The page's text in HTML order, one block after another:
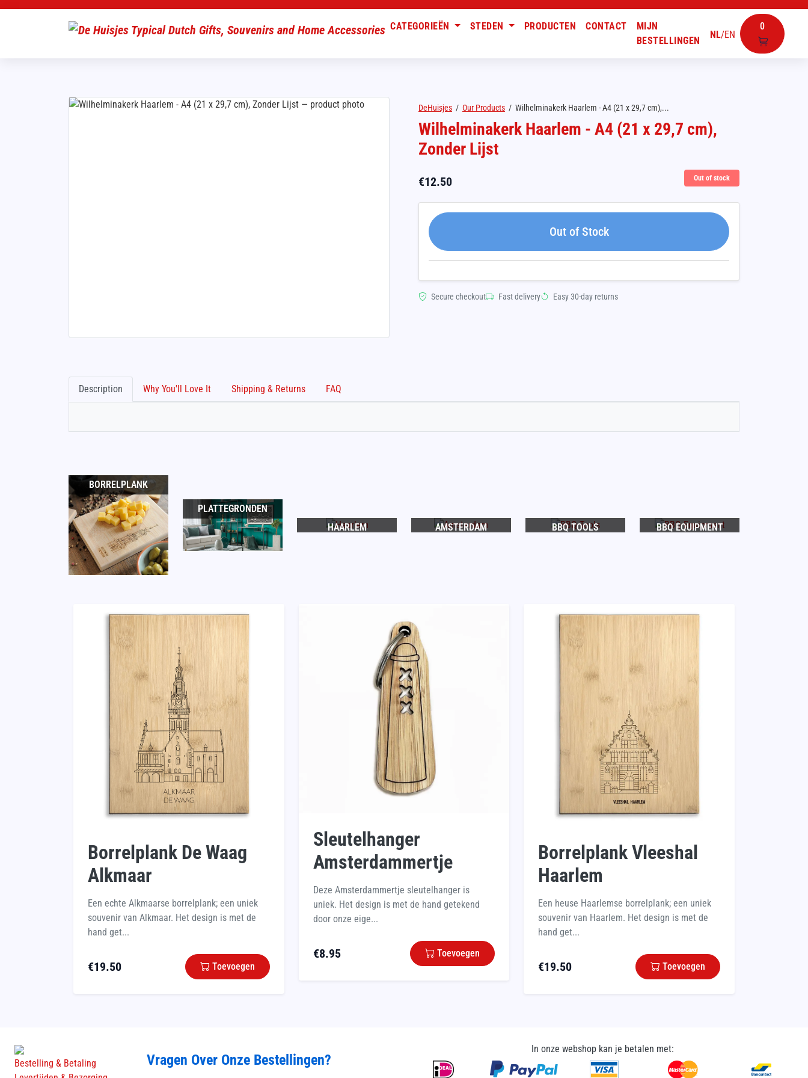
NL/EN
0
CATEGORIEËN STEDEN PRODUCTEN CONTACT
MIJN
BESTELLINGEN
DeHuisjes / Our Products / Wilhelminakerk Haarlem - A4 (21 x 29,7 cm),...
Wilhelminakerk Haarlem - A4 (21 x 29,7 cm),
Zonder Lijst
€12.50 Out of stock
Out of Stock
Secure checkout Fast delivery Easy 30-day returns
Description Why You'll Love It Shipping & Returns FAQ
BORRELPLANK
PLATTEGRONDEN
HAARLEM
AMSTERDAM BBQ TOOLS BBQ EQUIPMENT
Borrelplank De Waag
Alkmaar
Een echte Alkmaarse borrelplank; een uniek
souvenir van Alkmaar. Het design is met de
hand get...
€19.50 Toevoegen
Sleutelhanger
Amsterdammertje
Deze Amsterdammertje sleutelhanger is
uniek. Het design is met de hand getekend
door onze eige...
€8.95 Toevoegen
Borrelplank Vleeshal
Haarlem
Een heuse Haarlemse borrelplank; een uniek
souvenir van Haarlem. Het design is met de
hand get...
€19.50 Toevoegen
Bestelling & Betaling
Vragen Over Onze Bestellingen?
In onze webshop kan je betalen met: